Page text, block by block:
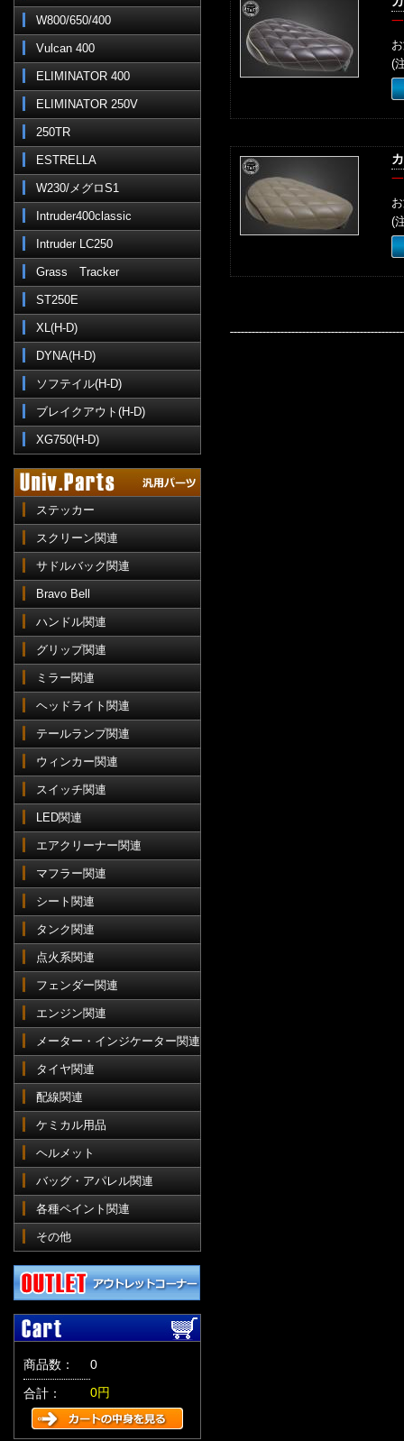
W800/650/400
Vulcan 400
ELIMINATOR 400
ELIMINATOR 250V
250TR
ESTRELLA
W230/メグロS1
Intruder400classic
Intruder LC250
Grass Tracker
ST250E
XL(H-D)
DYNA(H-D)
ソフテイル(H-D)
ブレイクアウト(H-D)
XG750(H-D)
ステッカー
スクリーン関連
サドルバック関連
Bravo Bell
ハンドル関連
グリップ関連
ミラー関連
ヘッドライト関連
テールランプ関連
ウィンカー関連
スイッチ関連
LED関連
エアクリーナー関連
マフラー関連
シート関連
タンク関連
点火系関連
フェンダー関連
エンジン関連
メーター・インジケーター関連
タイヤ関連
配線関連
ケミカル用品
ヘルメット
バッグ・アパレル関連
各種ペイント関連
その他
商品数：
0
合計：
0円
(
(